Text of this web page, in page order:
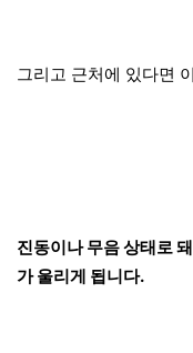
그리고 근처에 있다면
진동이나 무음 상태로
가 울리게 됩니다.